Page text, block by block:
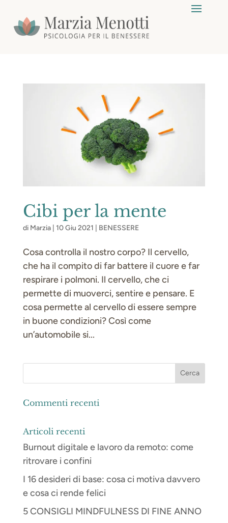
Cibi per la mente
di Marzia| 10 Giu 2021 BENESSERE
Cosa controlla il nostro corpo? Il cervello,
che ha il compito di far battere il cuore e far
respirare i polmoni. Il cervello, che ci
permette di muoverci, sentire e pensare. E
cosa permette al cervello di essere sempre
in buone condizioni? Così come
un’automobile si...
Commenti recenti
Articoli recenti
Burnout digitale e lavoro da remoto: come
ritrovare i confini
I 16 desideri di base: cosa ci motiva davvero
e cosa ci rende felici
5 CONSIGLI MINDFULNESS DI FINE ANNO